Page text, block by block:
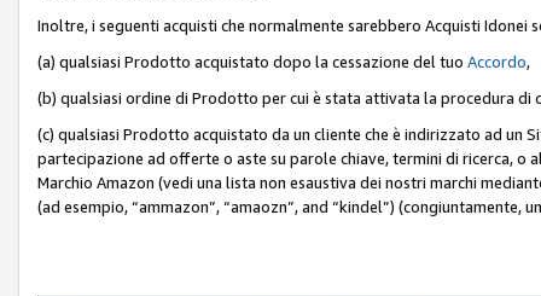
Inoltre, i seguenti acquisti che normalmente sarebbero Acquisti
(a) qualsiasi Prodotto acquistato dopo la cessazione del tuo Accordo,
(b) qualsiasi ordine di Prodotto per cui è stata attivata la procedura di
(c) qualsiasi Prodotto acquistato da un cliente che è indirizzato ad un
partecipazione ad offerte o aste su parole chiave, termini di ricerca,
Marchio Amazon (vedi una lista non esaustiva dei nostri marchi
(ad esempio, “ammazon”, “amaozn”, and “kindel”) (congiuntamente,